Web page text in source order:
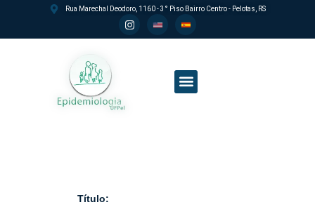
Rua Marechal Deodoro, 1160 - 3° Piso Bairro Centro - Pelotas, RS
Título: